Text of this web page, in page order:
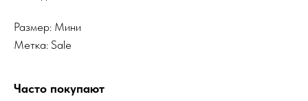
Размер: Мини
Метка: Sale
Часто покупают